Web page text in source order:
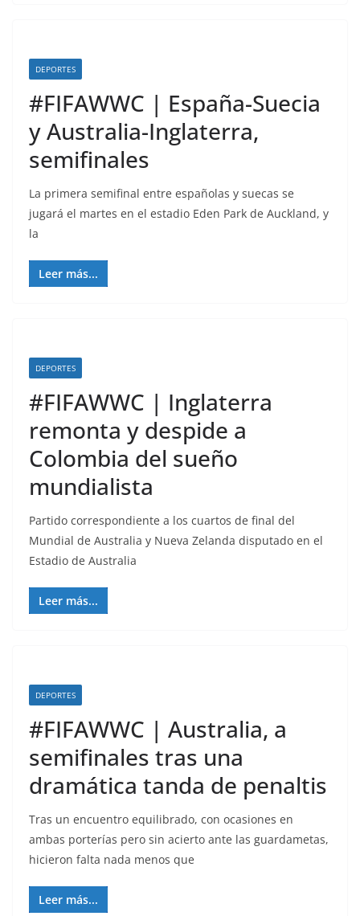
DEPORTES
#FIFAWWC | España-Suecia
y Australia-Inglaterra,
semifinales
La primera semifinal entre españolas y suecas se
jugará el martes en el estadio Eden Park de Auckland, y
la
Leer más...
DEPORTES
#FIFAWWC | Inglaterra
remonta y despide a
Colombia del sueño
mundialista
Partido correspondiente a los cuartos de final del
Mundial de Australia y Nueva Zelanda disputado en el
Estadio de Australia
Leer más...
DEPORTES
#FIFAWWC | Australia, a
semifinales tras una
dramática tanda de penaltis
Tras un encuentro equilibrado, con ocasiones en
ambas porterías pero sin acierto ante las guardametas,
hicieron falta nada menos que
Leer más...